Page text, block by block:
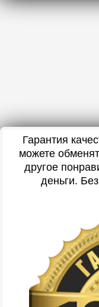
Гарантия
можете
другое
деньги.